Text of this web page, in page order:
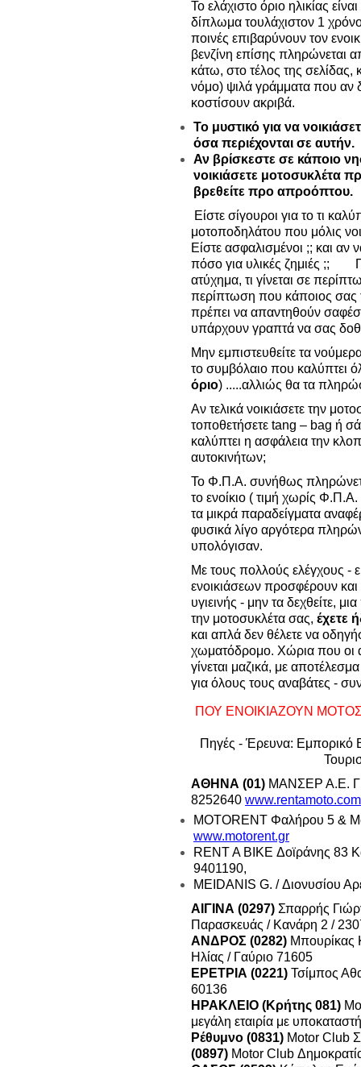
Το ελάχιστο όριο ηλικίας
δίπλωμα τουλάχιστον 1
ποινές επιβαρύνουν τον
βενζίνη επίσης πληρώνεται
κάτω, στο τέλος της σελίδας,
νόμο) ψιλά γράμματα που αν
κοστίσουν ακριβά.
Το μυστικό για να
όσα περιέχονται σε αυτήν.
Αν βρίσκεστε σε κάποιο
νοικιάσετε μοτοσυκλέτα
βρεθείτε προ απροόπτου.
Είστε σίγουροι για το τι
μοτοποδηλάτου που μόλις
Είστε ασφαλισμένοι ;; και αν
πόσο για υλικές ζημιές ;;
ατύχημα, τι γίνεται σε
περίπτωση που κάποιος σας
πρέπει να απαντηθούν
υπάρχουν γραπτά να σας
Μην εμπιστευθείτε τα
το συμβόλαιο που καλύπτει
όριο) .....αλλιώς θα τα
Αν τελικά νοικιάσετε την
τοποθετήσετε tang – bag ή
καλύπτει η ασφάλεια την
αυτοκινήτων;
Το Φ.Π.Α. συνήθως
το ενοίκιο ( τιμή χωρίς
τα μικρά παραδείγματα
φυσικά λίγο αργότερα
υπολόγισαν.
Με τους πολλούς ελέγχους -
ενοικιάσεων προσφέρουν
υγιεινής - μην τα δεχθείτε,
την μοτοσυκλέτα σας, έχετε
και απλά δεν θέλετε να
χωματόδρομο. Χώρια που οι
γίνεται μαζικά, με
για όλους τους αναβάτες -
ΠΟΥ ΕΝΟΙΚΙΑΖΟΥΝ
Πηγές - Έρευνα: Εμπορικό
ΑΘΗΝΑ (01) ΜΑΝΣΕΡ Α.Ε. Γ’
8252640 www.rentamoto.com
MOTORENT Φαλήρου 5 &
www.motorent.gr
RENT A BIKE Δοϊράνης 83
9401190,
MEIDANIS G. / Διονυσίου
ΑΙΓΙΝΑ (0297) Σπαρρής
Παρασκευάς / Κανάρη 2 /
ΑΝΔΡΟΣ (0282) Μπουρίκας
Ηλίας / Γαύριο 71605
ΕΡΕΤΡΙΑ (0221) Τσίμπος
60136
ΗΡΑΚΛΕΙΟ (Κρήτης 081)
μεγάλη εταιρία με
Ρέθυμνο (0831) Motor Club
(0897) Motor Club